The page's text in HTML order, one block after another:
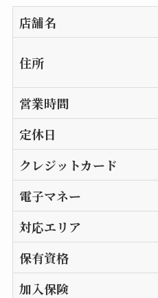
店舗名
住所
営業時間
定休日
クレジットカード
電子マネー
対応エリア
保有資格
加入保険